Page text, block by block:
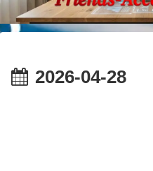
2026-04-28